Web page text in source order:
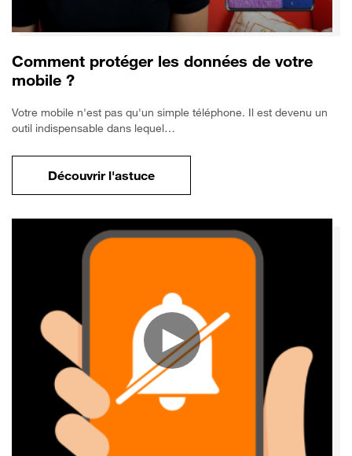
Comment protéger les données de votre
mobile ?
Votre mobile n'est pas qu'un simple téléphone. Il est devenu un
outil indispensable dans lequel…
Découvrir l'astucepour Comment protéger les données de